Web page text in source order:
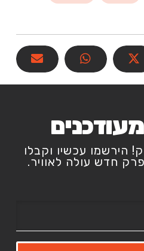
הירשמו עכשיו וקבלו
חדש עולה לאוויר.